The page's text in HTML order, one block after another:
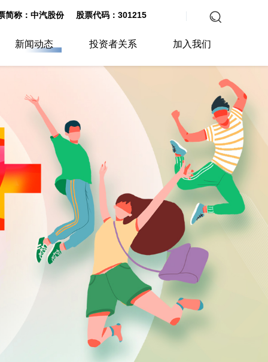
简称：中汽股份 股票代码：301215
新闻动态 投资者关系 加入我们